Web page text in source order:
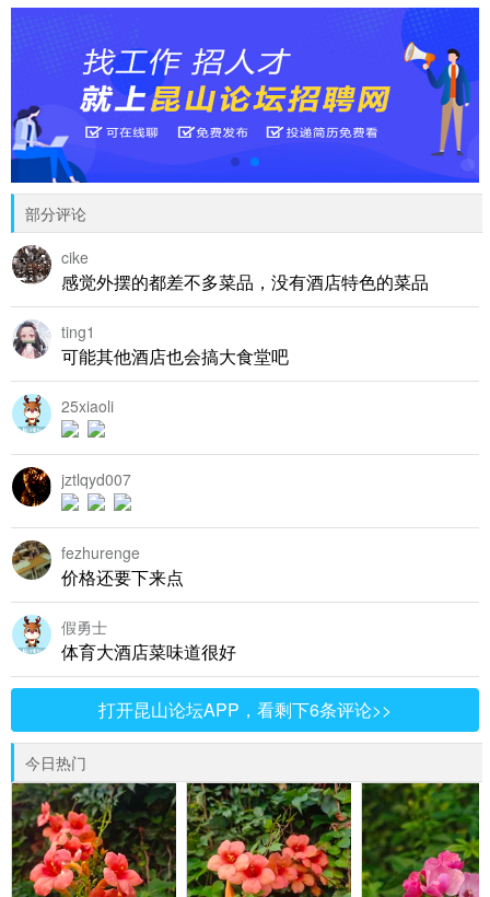
部分评论
cike
感觉外摆的都差不多菜品，没有酒店特色的菜品
ting1
可能其他酒店也会搞大食堂吧
25xiaoli
jztlqyd007
fezhurenge
价格还要下来点
假勇士
体育大酒店菜味道很好
打开昆山论坛APP，看剩下6条评论>>
今日热门